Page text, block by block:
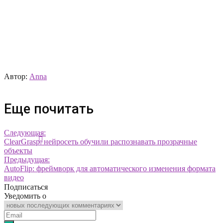
Автор: Anna
Еще почитать
Следующая:
ClearGrasp: нейросеть обучили распознавать прозрачные
объекты
Предыдущая:
AutoFlip: фреймворк для автоматического изменения формата
видео
Подписаться
Уведомить о